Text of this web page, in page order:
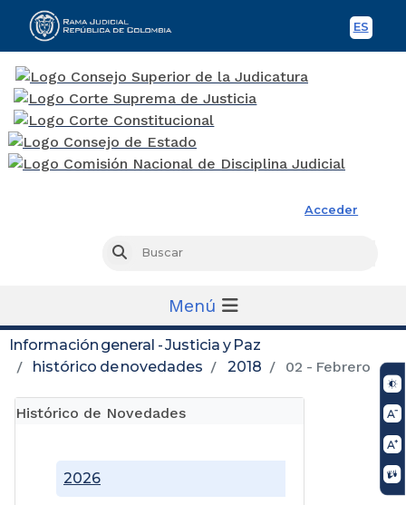
ES
Acceder
Buscar
Menú
Información general - Justicia y Paz
histórico de novedades
2018 02 - Febrero
Histórico de Novedades
2026